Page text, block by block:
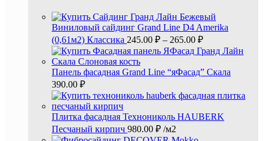
Виниловый сайдинг Grand Line D4 Amerika
(0,61м2) Классика 245.00 ₽ – 265.00 ₽
Панель фасадная Grand Line “яФасад” Скала
390.00 ₽
Плитка фасадная Технониколь HAUBERK
Песчаный кирпич 980.00 ₽ /м2